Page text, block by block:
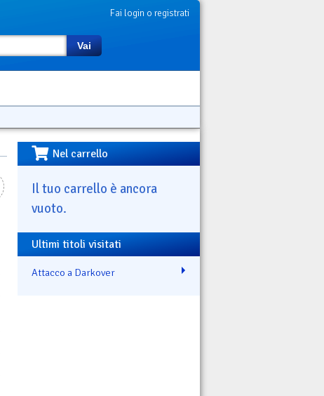
Fai login o registrati
Vai
Nel carrello
Il tuo carrello è ancora
vuoto.
Ultimi titoli visitati
Attacco a Darkover